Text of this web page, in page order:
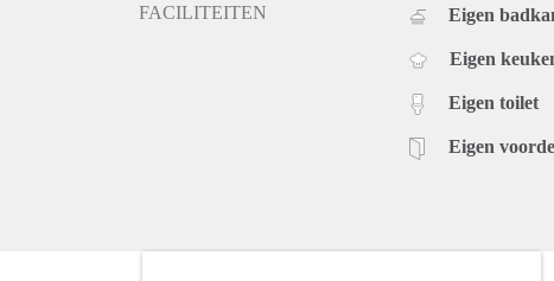
FACILITEITEN Eigen
Eigen
Eigen toilet
Eigen